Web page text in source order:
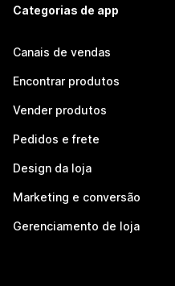
Categorias de app
Canais de vendas
Encontrar produtos
Vender produtos
Pedidos e frete
Design da loja
Marketing e conversão
Gerenciamento de loja